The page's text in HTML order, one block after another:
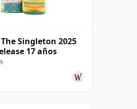
Singleton 2025
17 años